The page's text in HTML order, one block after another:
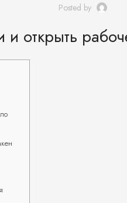
Posted by
и открыть